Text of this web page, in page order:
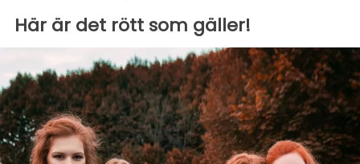
Här är det rött som gäller!